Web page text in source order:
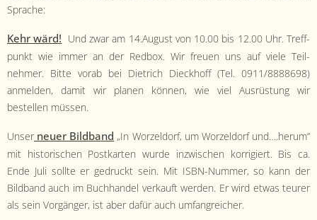
Sprache:
Kehr wärd! Und zwar am 14.August von 10.00 bis 12.00 Uhr. Tre­ff­
punkt wie immer an der Red­box. Wir freuen uns auf viele Teil­
nehmer. Bitte vor­ab bei Diet­rich Dieck­hoff (Tel. 0911/8888698)
anmelden, damit wir pla­nen kön­nen, wie viel Aus­rüs­tung wir
bestellen müssen.
Unser neuer Bild­band „In Worzel­dorf, um Worzel­dorf und….herum“
mit his­torischen Postkarten wurde inzwis­chen kor­rigiert. Bis ca.
Ende Juli sollte er gedruckt sein. Mit ISBN-Num­mer, so kann der
Bild­band auch im Buch­han­del verkauft wer­den. Er wird etwas teur­er
als sein Vorgänger, ist aber dafür auch umfangreicher.